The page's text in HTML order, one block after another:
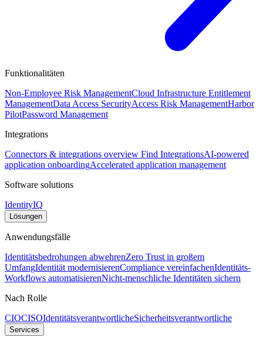
Funktionalitäten
Non-Employee Risk ManagementCloud Infrastructure Entitlement
ManagementData Access SecurityAccess Risk ManagementHarbor
PilotPassword Management
Integrations
Connectors & integrations overview Find IntegrationsAI-powered
application onboardingAccelerated application management
Software solutions
IdentityIQ
Lösungen
Anwendungsfälle
Identitätsbedrohungen abwehrenZero Trust in großem
UmfangIdentität modernisierenCompliance vereinfachenIdentitäts-
Workflows automatisierenNicht-menschliche Identitäten sichern
Nach Rolle
CIOCISOIdentitätsverantwortlicheSicherheitsverantwortliche
Services